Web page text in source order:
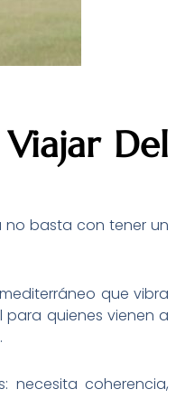
Del
no basta con tener un
mediterráneo que vibra
quienes vienen a
coherencia,